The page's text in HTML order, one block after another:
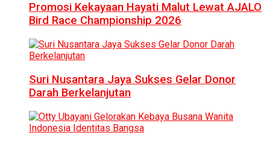
Promosi Kekayaan Hayati Malut Lewat AJALO
Bird Race Championship 2026
Suri Nusantara Jaya Sukses Gelar Donor
Darah Berkelanjutan